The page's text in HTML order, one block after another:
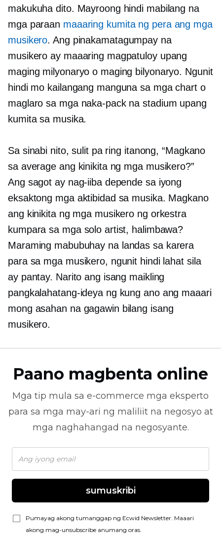
makukuha dito. Mayroong hindi mabilang na
mga paraan maaaring kumita ng pera ang mga
musikero. Ang pinakamatagumpay na
musikero ay maaaring magpatuloy upang
maging milyonaryo o maging bilyonaryo. Ngunit
hindi mo kailangang manguna sa mga chart o
maglaro sa mga naka-pack na stadium upang
kumita sa musika.
Sa sinabi nito, sulit pa ring itanong, “Magkano
sa average ang kinikita ng mga musikero?”
Ang sagot ay nag-iiba depende sa iyong
eksaktong mga aktibidad sa musika. Magkano
ang kinikita ng mga musikero ng orkestra
kumpara sa mga solo artist, halimbawa?
Maraming mabubuhay na landas sa karera
para sa mga musikero, ngunit hindi lahat sila
ay pantay. Narito ang isang maikling
pangkalahatang-ideya ng kung ano ang maaari
mong asahan na gagawin bilang isang
musikero.
Paano magbenta online
Mga tip mula sa e-commerce mga eksperto
para sa mga may-ari ng maliliit na negosyo at
mga naghahangad na negosyante.
sumuskribi
Pumayag akong tumanggap ng Ecwid Newsletter. Maaari
akong mag-unsubscribe anumang oras.